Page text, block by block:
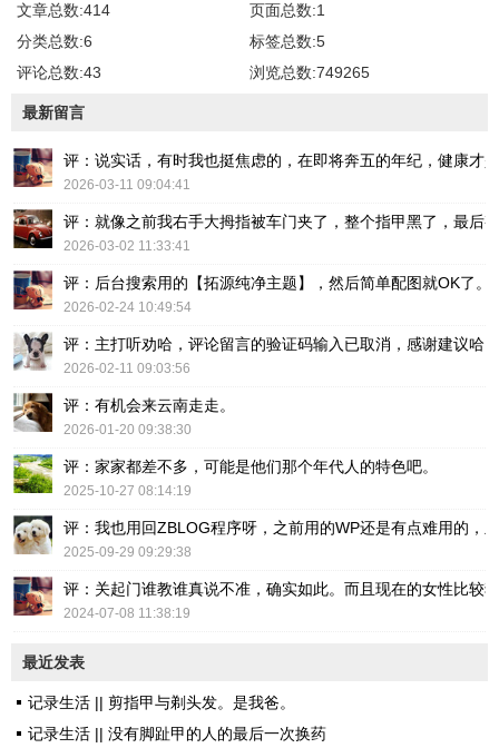
文章总数:414
页面总数:1
分类总数:6
标签总数:5
评论总数:43
浏览总数:749265
最新留言
评：说实话，有时我也挺焦虑的，在即将奔五的年纪，健康才
2026-03-11 09:04:41
评：就像之前我右手大拇指被车门夹了，整个指甲黑了，最后
2026-03-02 11:33:41
评：后台搜索用的【拓源纯净主题】，然后简单配图就OK了。
2026-02-24 10:49:54
评：主打听劝哈，评论留言的验证码输入已取消，感谢建议哈！
2026-02-11 09:03:56
评：有机会来云南走走。
2026-01-20 09:38:30
评：家家都差不多，可能是他们那个年代人的特色吧。
2025-10-27 08:14:19
评：我也用回ZBLOG程序呀，之前用的WP还是有点难用的，
2025-09-29 09:29:38
评：关起门谁教谁真说不准，确实如此。而且现在的女性比较
2024-07-08 11:38:19
最近发表
记录生活 || 剪指甲与剃头发。是我爸。
记录生活 || 没有脚趾甲的人的最后一次换药